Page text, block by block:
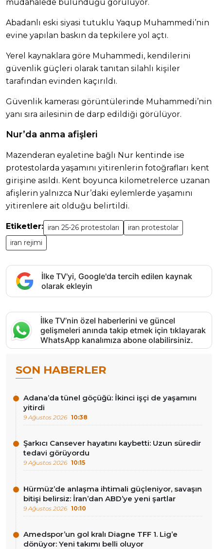
müdahalede bulunduğu görülüyor.
Abadanlı eski siyasi tutuklu Yaqup Muhammedi’nin
evine yapılan baskın da tepkilere yol açtı.
Yerel kaynaklara göre Muhammedi, kendilerini
güvenlik güçleri olarak tanıtan silahlı kişiler
tarafından evinden kaçırıldı.
Güvenlik kamerası görüntülerinde Muhammedi’nin
yanı sıra ailesinin de darp edildiği görülüyor.
Nur’da anma afişleri
Mazenderan eyaletine bağlı Nur kentinde ise
protestolarda yaşamını yitirenlerin fotoğrafları kent
girişine asıldı. Kent boyunca kilometrelerce uzanan
afişlerin yalnızca Nur’daki eylemlerde yaşamını
yitirenlere ait olduğu belirtildi.
Etiketler: iran 25-26 protestoları
iran protestolar
iran rejimi
İlke TV'yi, Google'da tercih edilen kaynak
olarak ekleyin
İlke TV’nin özel haberlerini ve güncel
gelişmeleri anında takip etmek için tıklayarak
WhatsApp kanalımıza abone olabilirsiniz.
SON HABERLER
Adana’da tünel göçüğü: İkinci işçi de yaşamını
yitirdi
9 Ağustos 2026 10:38
Şarkıcı Cansever hayatını kaybetti: Uzun süredir
tedavi görüyordu
9 Ağustos 2026 10:15
Hürmüz’de anlaşma ihtimali güçleniyor, savaşın
bitişi belirsiz: İran’dan ABD’ye yeni şartlar
9 Ağustos 2026 10:10
Amedspor’un gol kralı Diagne TFF 1. Lig’e
dönüyor: Yeni takımı belli oluyor